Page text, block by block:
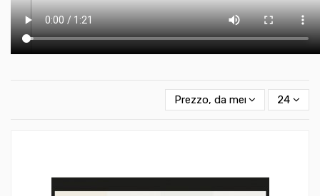
Prezzo, da meno caro a più
24